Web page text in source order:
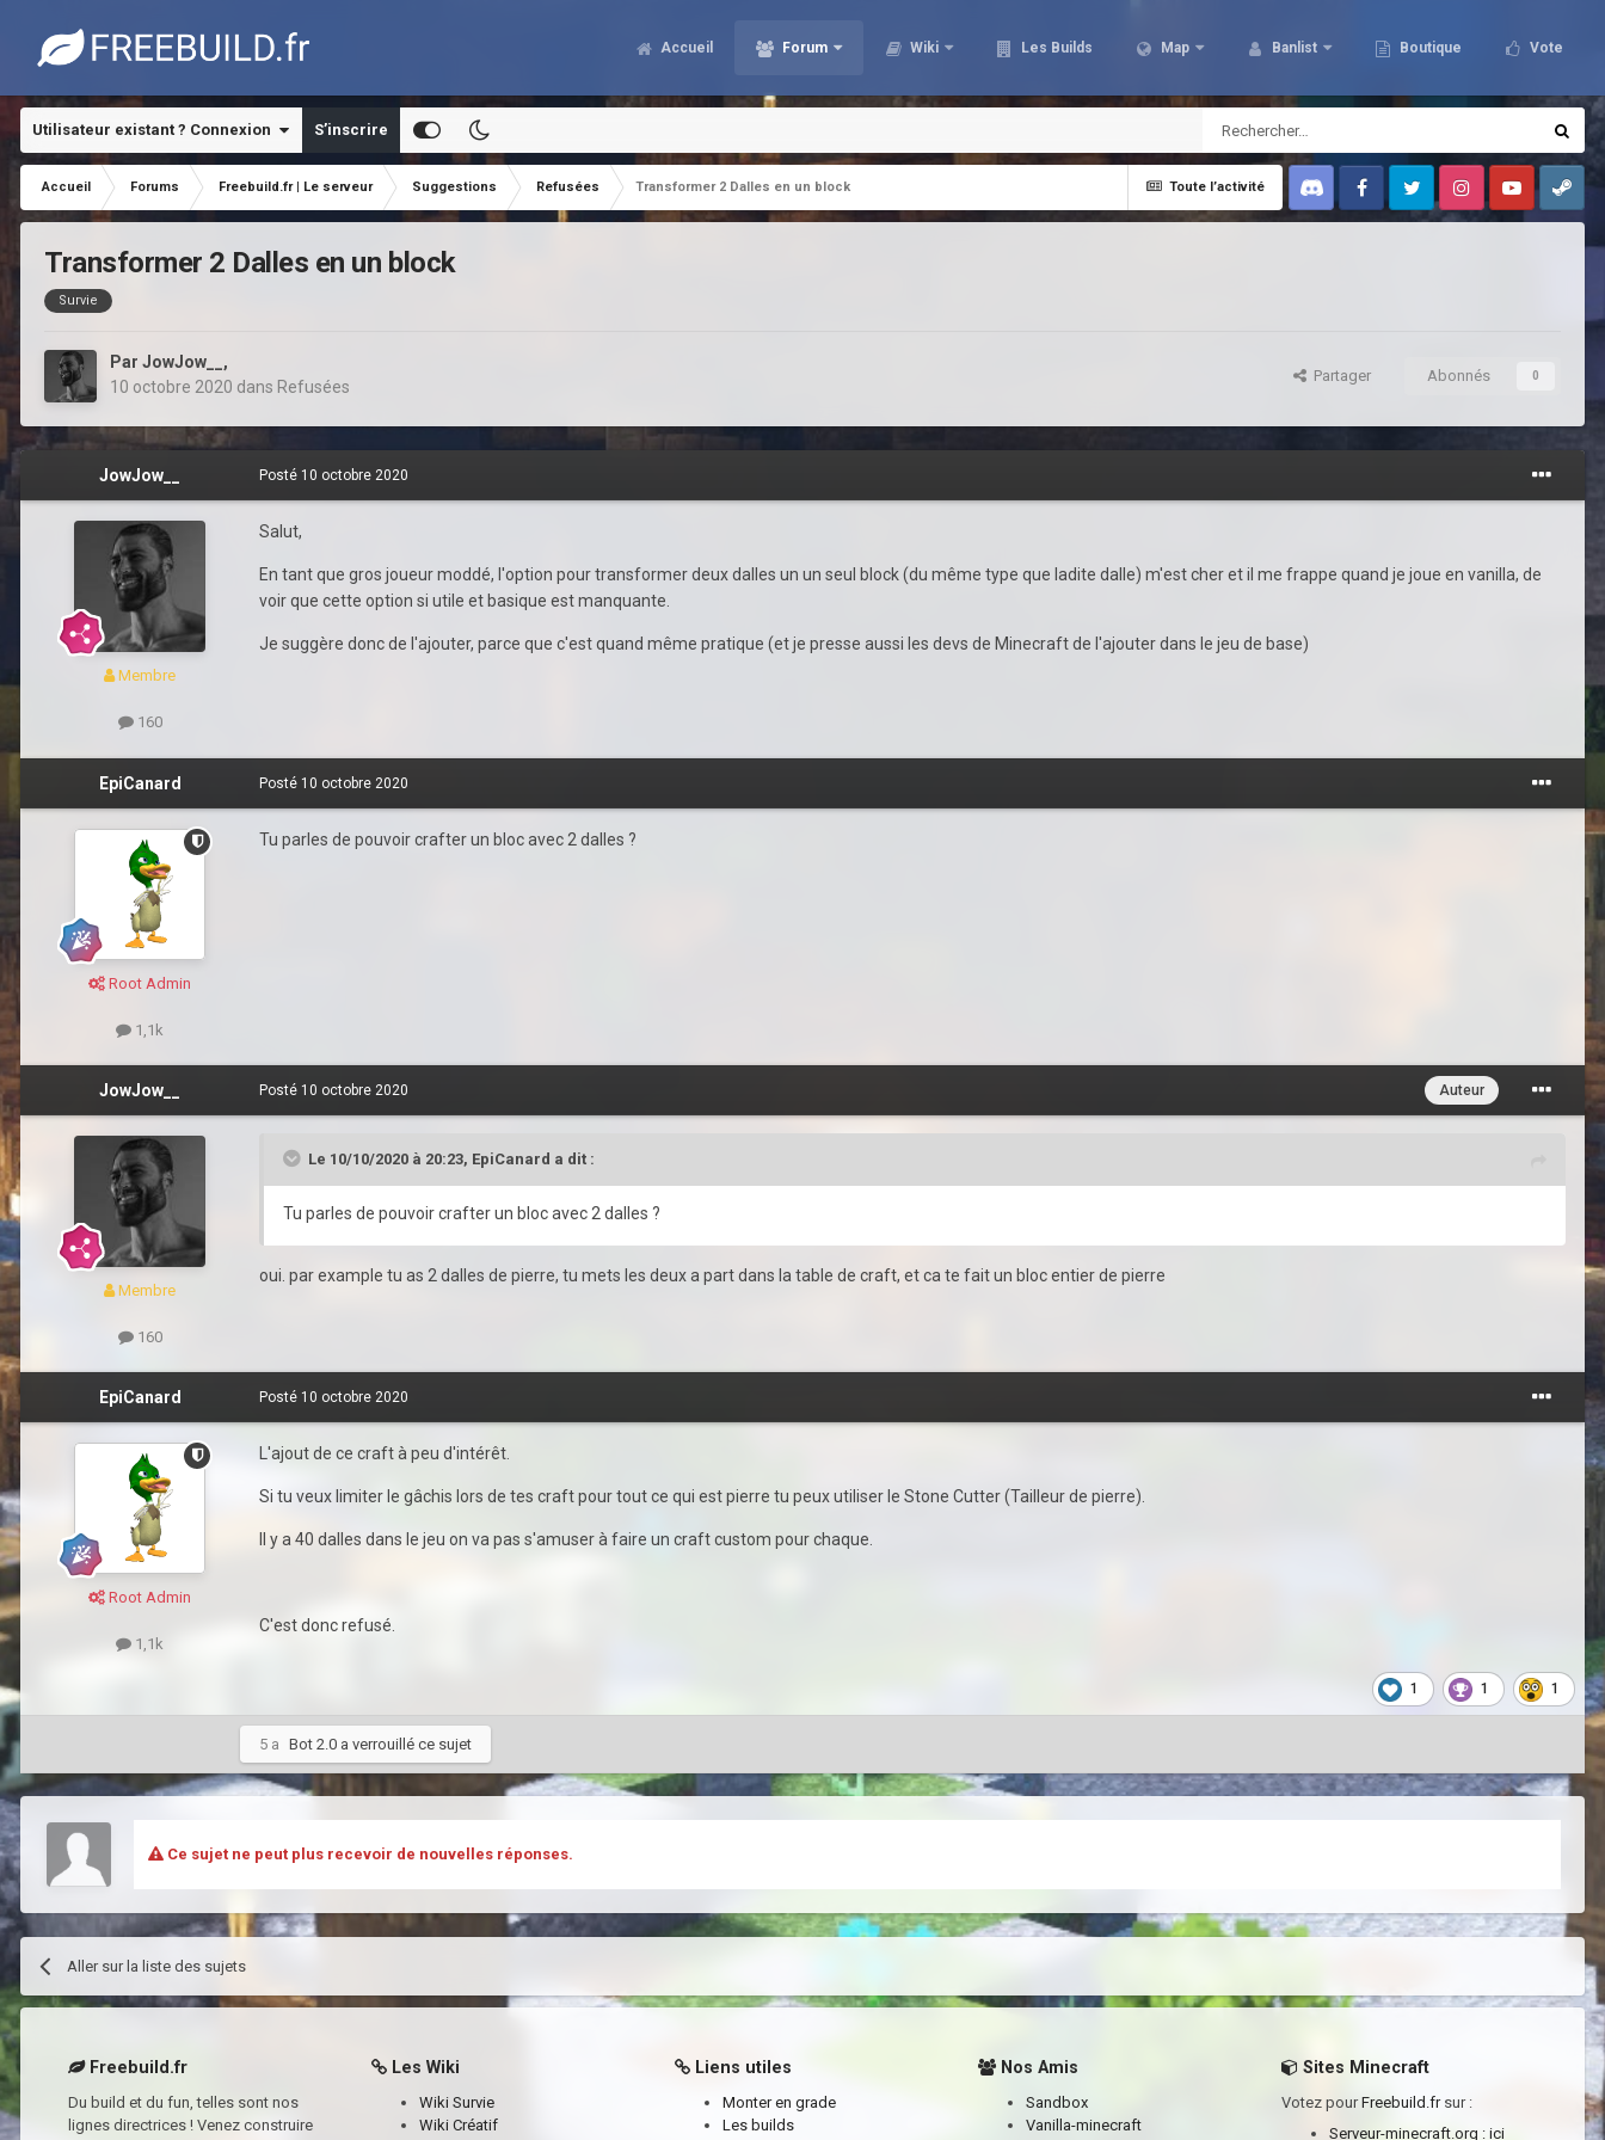
Accueil Forum Wiki Les Builds Map Banlist Boutique Vote
Utilisateur existant ? Connexion S’inscrire
Toute l’activité
Accueil Forums Freebuild.fr | Le serveur Suggestions Refusées
Transformer 2 Dalles en un block
Discord FacebookTwitter InstagramYoutubeSteam
Transformer 2 Dalles en un block
Survie
Par JowJow__ ,
10 octobre 2020 dans Refusées
Partager Abonnés 0
JowJow__
Membre
160
Posté 10 octobre 2020
Salut,
En tant que gros joueur moddé, l'option pour transformer deux dalles un un seul block (du même type que ladite dalle) m'est cher et il me frappe quand je joue en vanilla, de
voir que cette option si utile et basique est manquante.
Je suggère donc de l'ajouter, parce que c'est quand même pratique (et je presse aussi les devs de Minecraft de l'ajouter dans le jeu de base)
EpiCanard
Root Admin
1,1k
Posté 10 octobre 2020
Tu parles de pouvoir crafter un bloc avec 2 dalles ?
JowJow__
Membre
160
Auteur
Posté 10 octobre 2020
Le 10/10/2020 à 20:23, EpiCanard a dit :
Tu parles de pouvoir crafter un bloc avec 2 dalles ?
oui. par example tu as 2 dalles de pierre, tu mets les deux a part dans la table de craft, et ca te fait un bloc entier de pierre
EpiCanard
Root Admin
1,1k
Posté 10 octobre 2020
L'ajout de ce craft à peu d'intérêt.
Si tu veux limiter le gâchis lors de tes craft pour tout ce qui est pierre tu peux utiliser le Stone Cutter (Tailleur de pierre).
Il y a 40 dalles dans le jeu on va pas s'amuser à faire un craft custom pour chaque.
C'est donc refusé.
1 1 1
5 a Bot 2.0 a verrouillé ce sujet
Ce sujet ne peut plus recevoir de nouvelles réponses.
Aller sur la liste des sujets
Freebuild.fr
Du build et du fun, telles sont nos
lignes directrices ! Venez construire
Les Wiki
Wiki Survie
Wiki Créatif
Liens utiles
Monter en grade
Les builds
Nos Amis
Sandbox
Vanilla-minecraft
Sites Minecraft
Votez pourFreebuild.frsur :
Serveur-minecraft.org : ici